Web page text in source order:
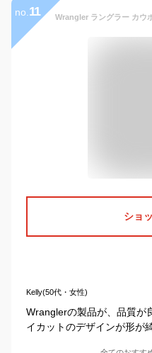
no. 11
ショ
Kelly(50代・女性)
Wranglerの製品が、品質が
イカットのデザインが形が